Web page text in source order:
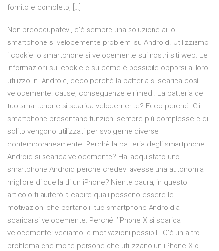
fornito e completo, […]
Non preoccupatevi, c'è sempre una soluzione ai lo
smartphone si velocemente problemi su Android. Utilizziamo
i cookie lo smartphone si velocemente sui nostri siti web. Le
informazioni sui cookie e su come è possibile opporsi al loro
utilizzo in. Android, ecco perché la batteria si scarica così
velocemente: cause, conseguenze e rimedi. La batteria del
tuo smartphone si scarica velocemente? Ecco perché. Gli
smartphone presentano funzioni sempre più complesse e di
solito vengono utilizzati per svolgerne diverse
contemporaneamente. Perchè la batteria degli smartphone
Android si scarica velocemente? Hai acquistato uno
smartphone Android perché credevi avesse una autonomia
migliore di quella di un iPhone? Niente paura, in questo
articolo ti aiuterò a capire quali possono essere le
motivazioni che portano il tuo smartphone Android a
scaricarsi velocemente. Perché l’iPhone X si scarica
velocemente: vediamo le motivazioni possibili. C’è un altro
problema che molte persone che utilizzano un iPhone X o